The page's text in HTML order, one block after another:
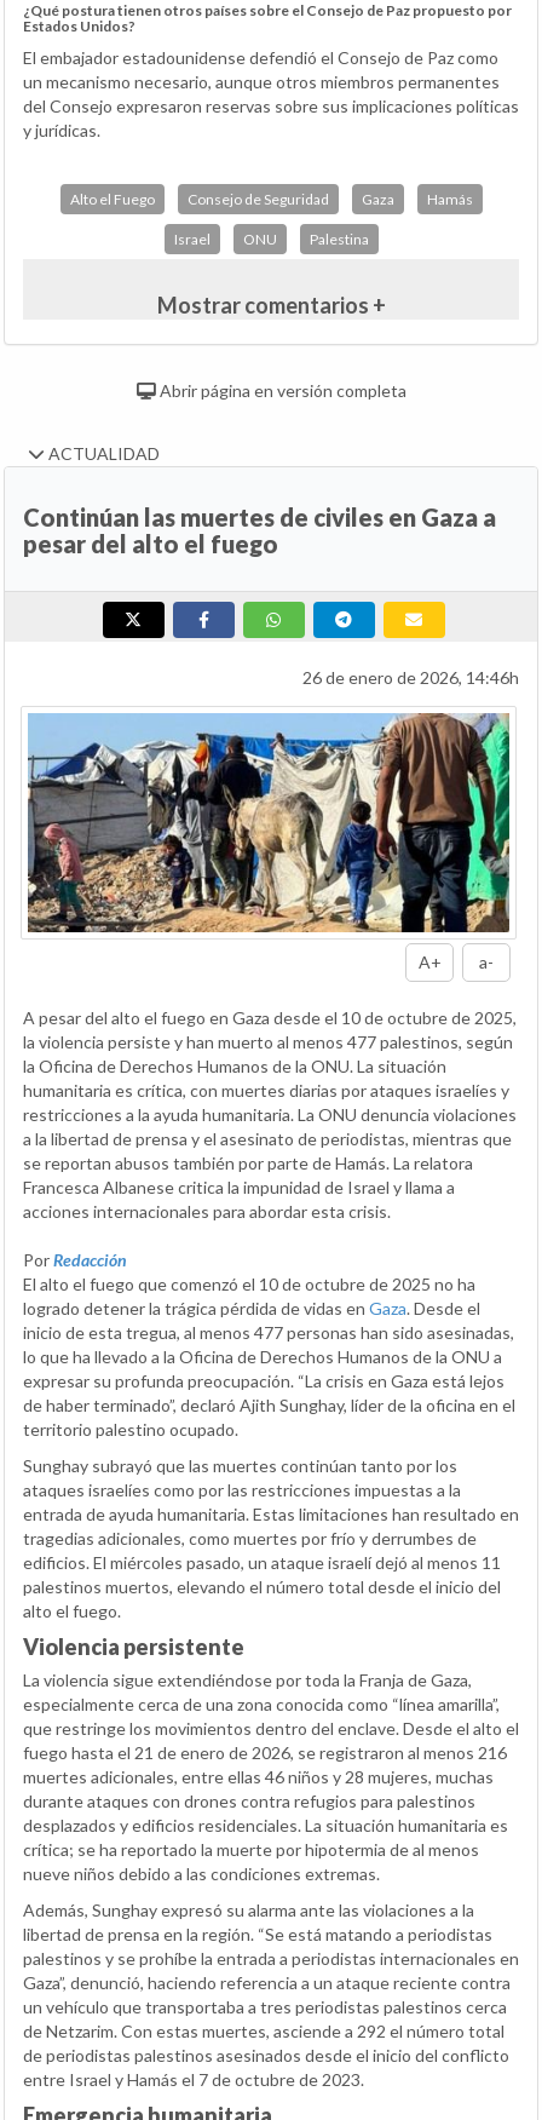
¿Qué postura tienen otros países sobre el Consejo de Paz propuesto por
Estados Unidos?
El embajador estadounidense defendió el Consejo de Paz como
un mecanismo necesario, aunque otros miembros permanentes
del Consejo expresaron reservas sobre sus implicaciones políticas
y jurídicas.
Alto el Fuego Consejo de Seguridad Gaza Hamás
Israel ONU Palestina
Mostrar comentarios +
Abrir página en versión completa
ACTUALIDAD
Continúan las muertes de civiles en Gaza a
pesar del alto el fuego
26 de enero de 2026, 14:46h
A+ a-
A pesar del alto el fuego en Gaza desde el 10 de octubre de 2025,
la violencia persiste y han muerto al menos 477 palestinos, según
la Oficina de Derechos Humanos de la ONU. La situación
humanitaria es crítica, con muertes diarias por ataques israelíes y
restricciones a la ayuda humanitaria. La ONU denuncia violaciones
a la libertad de prensa y el asesinato de periodistas, mientras que
se reportan abusos también por parte de Hamás. La relatora
Francesca Albanese critica la impunidad de Israel y llama a
acciones internacionales para abordar esta crisis.
PorRedacción
El alto el fuego que comenzó el 10 de octubre de 2025 no ha
logrado detener la trágica pérdida de vidas en Gaza. Desde el
inicio de esta tregua, al menos 477 personas han sido asesinadas,
lo que ha llevado a la Oficina de Derechos Humanos de la ONU a
expresar su profunda preocupación. “La crisis en Gaza está lejos
de haber terminado”, declaró Ajith Sunghay, líder de la oficina en el
territorio palestino ocupado.
Sunghay subrayó que las muertes continúan tanto por los
ataques israelíes como por las restricciones impuestas a la
entrada de ayuda humanitaria. Estas limitaciones han resultado en
tragedias adicionales, como muertes por frío y derrumbes de
edificios. El miércoles pasado, un ataque israelí dejó al menos 11
palestinos muertos, elevando el número total desde el inicio del
alto el fuego.
Violencia persistente
La violencia sigue extendiéndose por toda la Franja de Gaza,
especialmente cerca de una zona conocida como “línea amarilla”,
que restringe los movimientos dentro del enclave. Desde el alto el
fuego hasta el 21 de enero de 2026, se registraron al menos 216
muertes adicionales, entre ellas 46 niños y 28 mujeres, muchas
durante ataques con drones contra refugios para palestinos
desplazados y edificios residenciales. La situación humanitaria es
crítica; se ha reportado la muerte por hipotermia de al menos
nueve niños debido a las condiciones extremas.
Además, Sunghay expresó su alarma ante las violaciones a la
libertad de prensa en la región. “Se está matando a periodistas
palestinos y se prohíbe la entrada a periodistas internacionales en
Gaza”, denunció, haciendo referencia a un ataque reciente contra
un vehículo que transportaba a tres periodistas palestinos cerca
de Netzarim. Con estas muertes, asciende a 292 el número total
de periodistas palestinos asesinados desde el inicio del conflicto
entre Israel y Hamás el 7 de octubre de 2023.